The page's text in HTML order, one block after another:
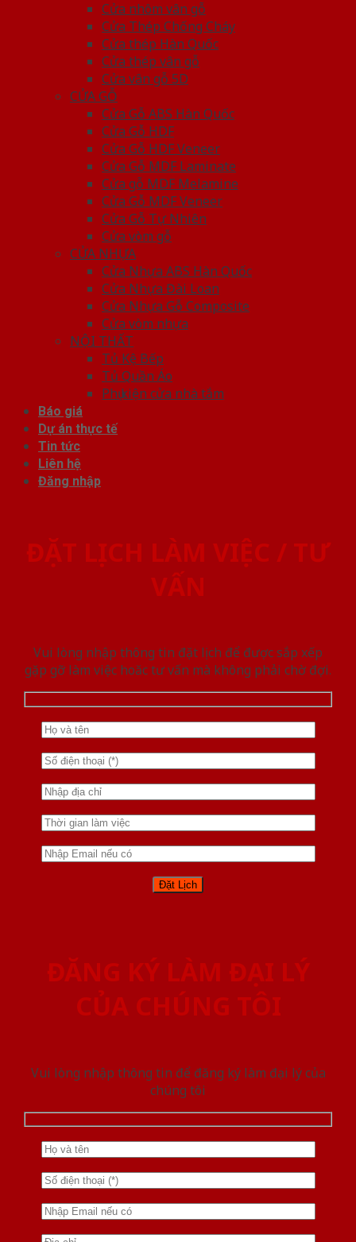
Cửa nhôm vân gỗ
Cửa Thép Chống Cháy
Cửa thép Hàn Quốc
Cửa thép vân gỗ
Cửa vân gỗ 5D
CỬA GỖ
Cửa Gỗ ABS Hàn Quốc
Cửa Gỗ HDF
Cửa Gỗ HDF Veneer
Cửa Gỗ MDF Laminate
Cửa gỗ MDF Melamine
Cửa Gỗ MDF Veneer
Cửa Gỗ Tự Nhiên
Cửa vòm gỗ
CỬA NHỰA
Cửa Nhựa ABS Hàn Quốc
Cửa Nhựa Đài Loan
Cửa Nhựa Gỗ Composite
Cửa vòm nhựa
NỘI THẤT
Tủ Kệ Bếp
Tủ Quần Áo
Phụ kiện cửa nhà tắm
Báo giá
Dự án thực tế
Tin tức
Liên hệ
Đăng nhập
ĐẶT LỊCH LÀM VIỆC / TƯ
VẤN
Vui lòng nhập thông tin đặt lịch để được sắp xếp
gặp gỡ làm việc hoăc tư vấn mà không phải chờ đợi.
ĐĂNG KÝ LÀM ĐẠI LÝ
CỦA CHÚNG TÔI
Vui lòng nhập thông tin để đăng ký làm đại lý của
chúng tôi